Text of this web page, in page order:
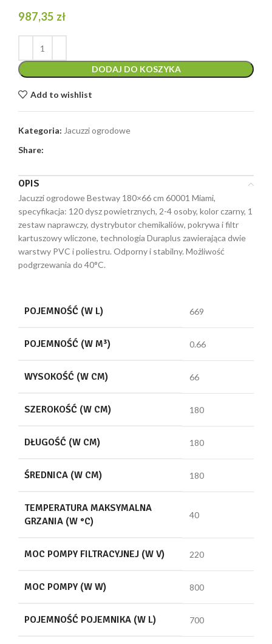
987,35 zł
DODAJ DO KOSZYKA
Add to wishlist
Kategoria: Jacuzzi ogrodowe
Share:
OPIS
Jacuzzi ogrodowe Bestway 180×66 cm 60001 Miami,
specyfikacja: 120 dysz powietrznych, 2-4 osoby, kolor czarny, 1
zestaw naprawczy, dystrybutor chemikaliów, pokrywa i filtr
kartuszowy wliczone, technologia Duraplus zawierająca dwie
warstwy PVC i poliestru. Odporny i stabilny. Możliwość
podgrzewania do 40°C.
POJEMNOŚĆ (W L) 669
POJEMNOŚĆ (W M³) 0.66
WYSOKOŚĆ (W CM) 66
SZEROKOŚĆ (W CM) 180
DŁUGOŚĆ (W CM) 180
ŚREDNICA (W CM) 180
TEMPERATURA MAKSYMALNA
GRZANIA (W °C)
40
MOC POMPY FILTRACYJNEJ (W V) 220
MOC POMPY (W W) 800
POJEMNOŚĆ POJEMNIKA (W L) 700